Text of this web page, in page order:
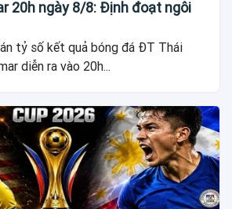
20h ngày 8/8: Định đoạt ngôi
tỷ số kết quả bóng đá ĐT Thái
diễn ra vào 20h...